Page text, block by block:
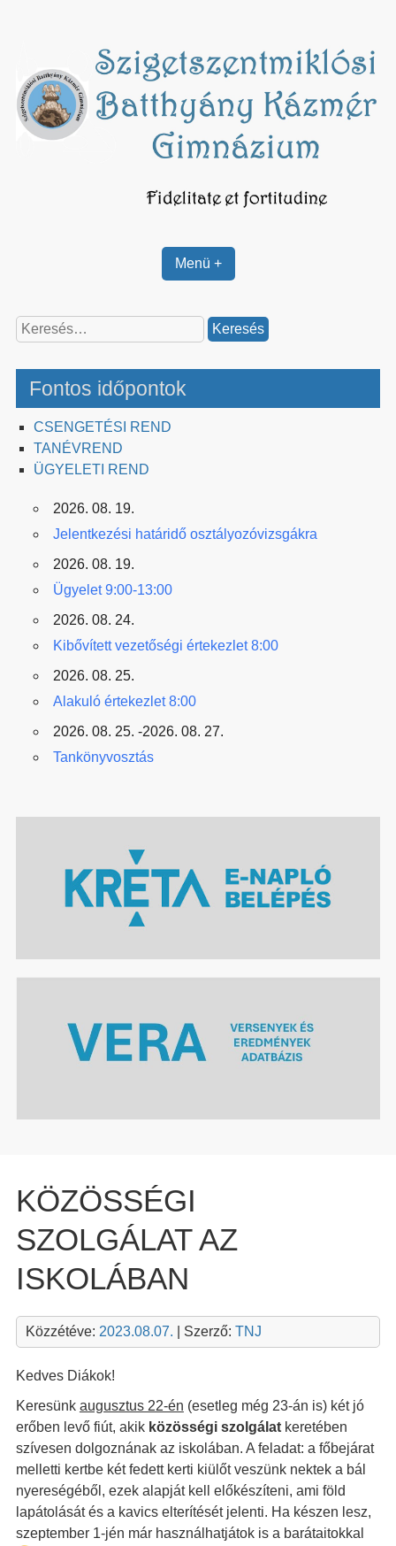
Menü +
Keresés:
Fontos időpontok
CSENGETÉSI REND
TANÉVREND
ÜGYELETI REND
2026. 08. 19.
Jelentkezési határidő osztályozóvizsgákra
2026. 08. 19.
Ügyelet 9:00-13:00
2026. 08. 24.
Kibővített vezetőségi értekezlet 8:00
2026. 08. 25.
Alakuló értekezlet 8:00
2026. 08. 25. -2026. 08. 27.
Tankönyvosztás
KÖZÖSSÉGI
SZOLGÁLAT AZ
ISKOLÁBAN
Közzétéve: 2023.08.07. | Szerző: TNJ
Kedves Diákok!
Keresünk augusztus 22-én (esetleg még 23-án is) két jó
erőben levő fiút, akik közösségi szolgálatkeretében
szívesen dolgoznának az iskolában. A feladat: a főbejárat
melletti kertbe két fedett kerti kiülőt veszünk nektek a bál
nyereségéből, ezek alapját kell előkészíteni, ami föld
lapátolását és a kavics elterítését jelenti. Ha készen lesz,
szeptember 1-jén már használhatjátok is a barátaitokkal